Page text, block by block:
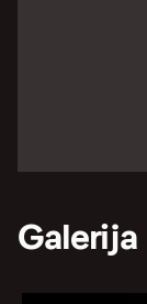
Galerija